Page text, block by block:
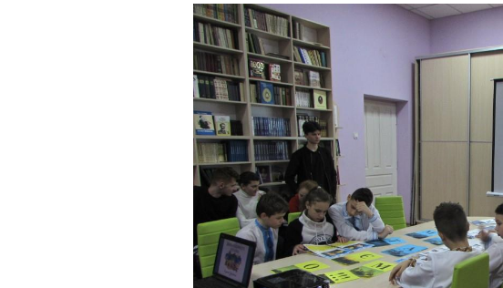
та виховання учнів з
інтелектуальними
порушеннями
МО вчителів трудового
навчання,
образотворчого
мистецтва та фізичного
виховання
МО вчителів і
вихователів початкових
класів
Методичне об’єднання
педагогів з навчання і
виховання учнів
початкових класів з